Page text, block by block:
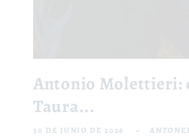
Antonio Molettieri:
Taura...
30 DE JUNIO DE 2026